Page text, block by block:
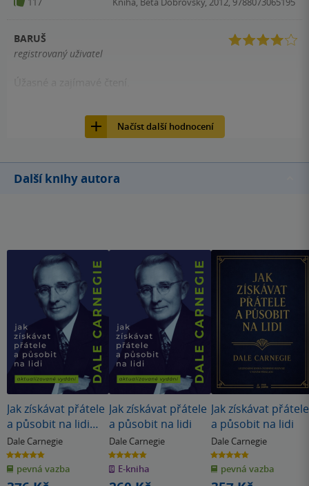
BARUŠ
registrovaný uživatel
Úžasné a zajímavé čtení.
Načíst další hodnocení
Další knihy autora
Jak získávat přátele
a působit na lidi
(nové vydání)
Dale Carnegie
4.8
z
5
hvězdiček
pevná vazba
Jak získávat přátele
a působit na lidi
Dale Carnegie
4.8
z
5
hvězdiček
E-kniha
Jak získávat přátele
a působit na lidi
Dale Carnegie
4.8
z
5
hvězdiček
pevná vazba